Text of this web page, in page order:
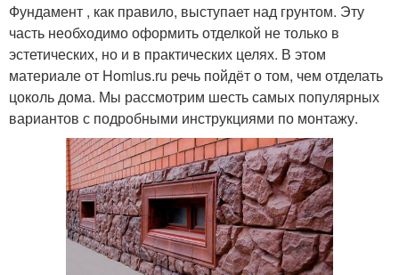
Фундамент , как правило, выступает над грунтом. Эту
часть необходимо оформить отделкой не только в
эстетических, но и в практических целях. В этом
материале от Homius.ru речь пойдёт о том, чем отделать
цоколь дома. Мы рассмотрим шесть самых популярных
вариантов с подробными инструкциями по монтажу.